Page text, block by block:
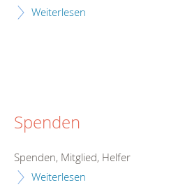
Weiterlesen
Spenden
Spenden, Mitglied, Helfer
Weiterlesen